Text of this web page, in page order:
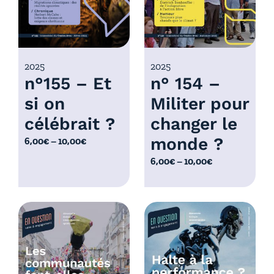
0
0
à
1
0
,
0
0
:
6
,
0
0
à
1
,
0
n°155 – Et
si on
célébrait ?
2025
6,00€–10,00€
P
g
e
d
e
p
r
n° 154 –
Militer pour
changer le
monde ?
2025
6,00€–10,00€
P
a
g
e
d
p